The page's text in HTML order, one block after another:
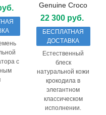
с
Genuine Croco
22 300 руб.
БЕСПЛАТНАЯ
ДОСТАВКА
Естественный
блеск
натуральной кожи
крокодила в
элегантном
классическом
исполнении.